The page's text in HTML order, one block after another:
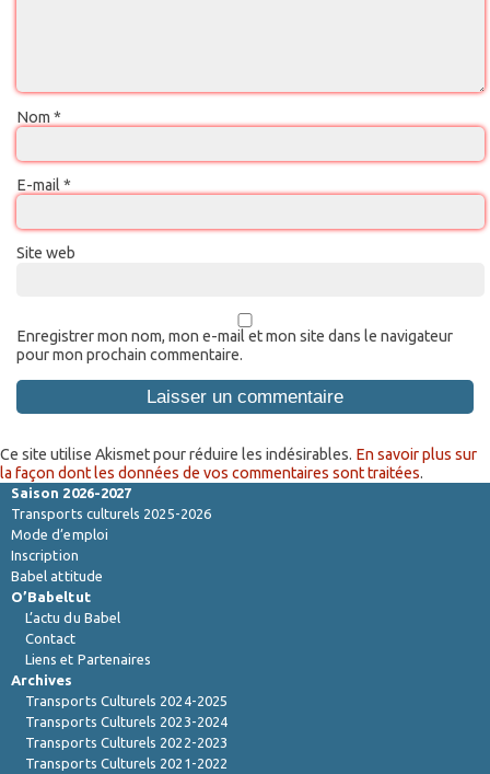
Nom *
E-mail *
Site web
Enregistrer mon nom, mon e-mail et mon site dans le navigateur
pour mon prochain commentaire.
Ce site utilise Akismet pour réduire les indésirables. En savoir plus sur
la façon dont les données de vos commentaires sont traitées.
Saison 2026-2027
Transports culturels 2025-2026
Mode d’emploi
Inscription
Babel attitude
O’Babeltut
L’actu du Babel
Contact
Liens et Partenaires
Archives
Transports Culturels 2024-2025
Transports Culturels 2023-2024
Transports Culturels 2022-2023
Transports Culturels 2021-2022